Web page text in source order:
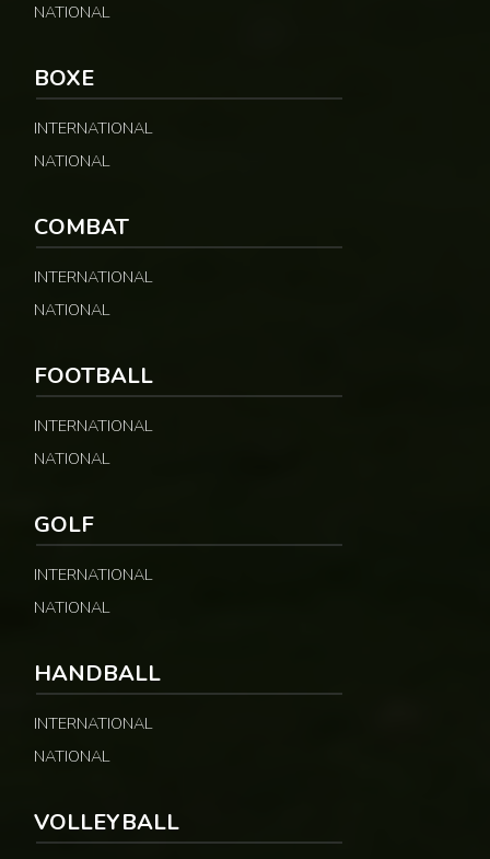
NATIONAL
BOXE
INTERNATIONAL
NATIONAL
COMBAT
INTERNATIONAL
NATIONAL
FOOTBALL
INTERNATIONAL
NATIONAL
GOLF
INTERNATIONAL
NATIONAL
HANDBALL
INTERNATIONAL
NATIONAL
VOLLEYBALL